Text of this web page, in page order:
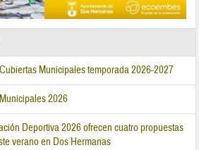
Municipales temporada 2026-2027
2026
Deportiva 2026 ofrecen cuatro propuestas
verano en Dos Hermanas